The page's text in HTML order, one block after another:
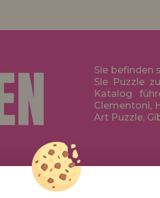
Sie befinden
Sie Puzzle
Katalog
Clementoni,
Art Puzzle,